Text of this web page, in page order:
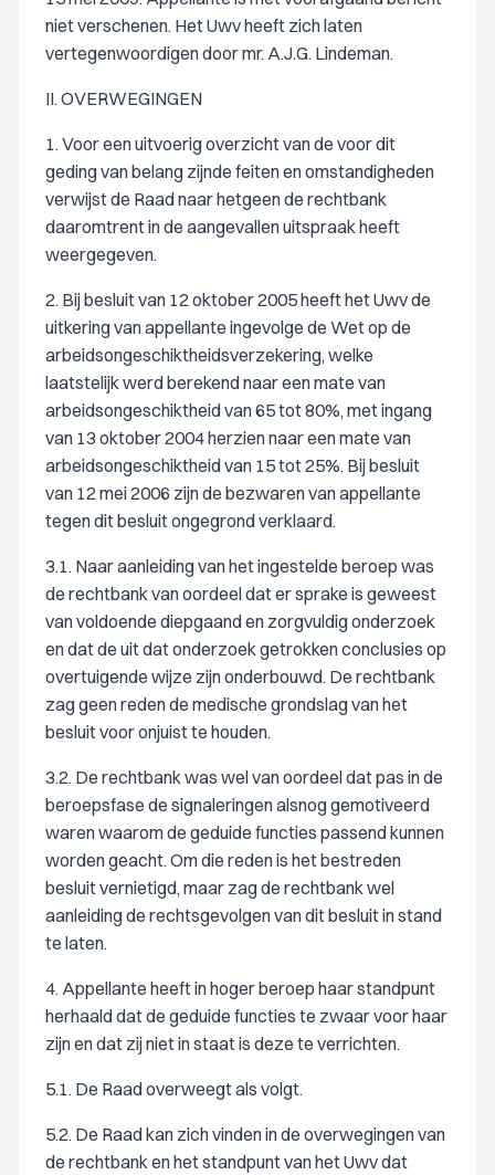
niet verschenen. Het Uwv heeft zich laten
vertegenwoordigen door mr. A.J.G. Lindeman.
II. OVERWEGINGEN
1. Voor een uitvoerig overzicht van de voor dit
geding van belang zijnde feiten en omstandigheden
verwijst de Raad naar hetgeen de rechtbank
daaromtrent in de aangevallen uitspraak heeft
weergegeven.
2. Bij besluit van 12 oktober 2005 heeft het Uwv de
uitkering van appellante ingevolge de Wet op de
arbeidsongeschiktheidsverzekering, welke
laatstelijk werd berekend naar een mate van
arbeidsongeschiktheid van 65 tot 80%, met ingang
van 13 oktober 2004 herzien naar een mate van
arbeidsongeschiktheid van 15 tot 25%. Bij besluit
van 12 mei 2006 zijn de bezwaren van appellante
tegen dit besluit ongegrond verklaard.
3.1. Naar aanleiding van het ingestelde beroep was
de rechtbank van oordeel dat er sprake is geweest
van voldoende diepgaand en zorgvuldig onderzoek
en dat de uit dat onderzoek getrokken conclusies op
overtuigende wijze zijn onderbouwd. De rechtbank
zag geen reden de medische grondslag van het
besluit voor onjuist te houden.
3.2. De rechtbank was wel van oordeel dat pas in de
beroepsfase de signaleringen alsnog gemotiveerd
waren waarom de geduide functies passend kunnen
worden geacht. Om die reden is het bestreden
besluit vernietigd, maar zag de rechtbank wel
aanleiding de rechtsgevolgen van dit besluit in stand
te laten.
4. Appellante heeft in hoger beroep haar standpunt
herhaald dat de geduide functies te zwaar voor haar
zijn en dat zij niet in staat is deze te verrichten.
5.1. De Raad overweegt als volgt.
5.2. De Raad kan zich vinden in de overwegingen van
de rechtbank en het standpunt van het Uwv dat